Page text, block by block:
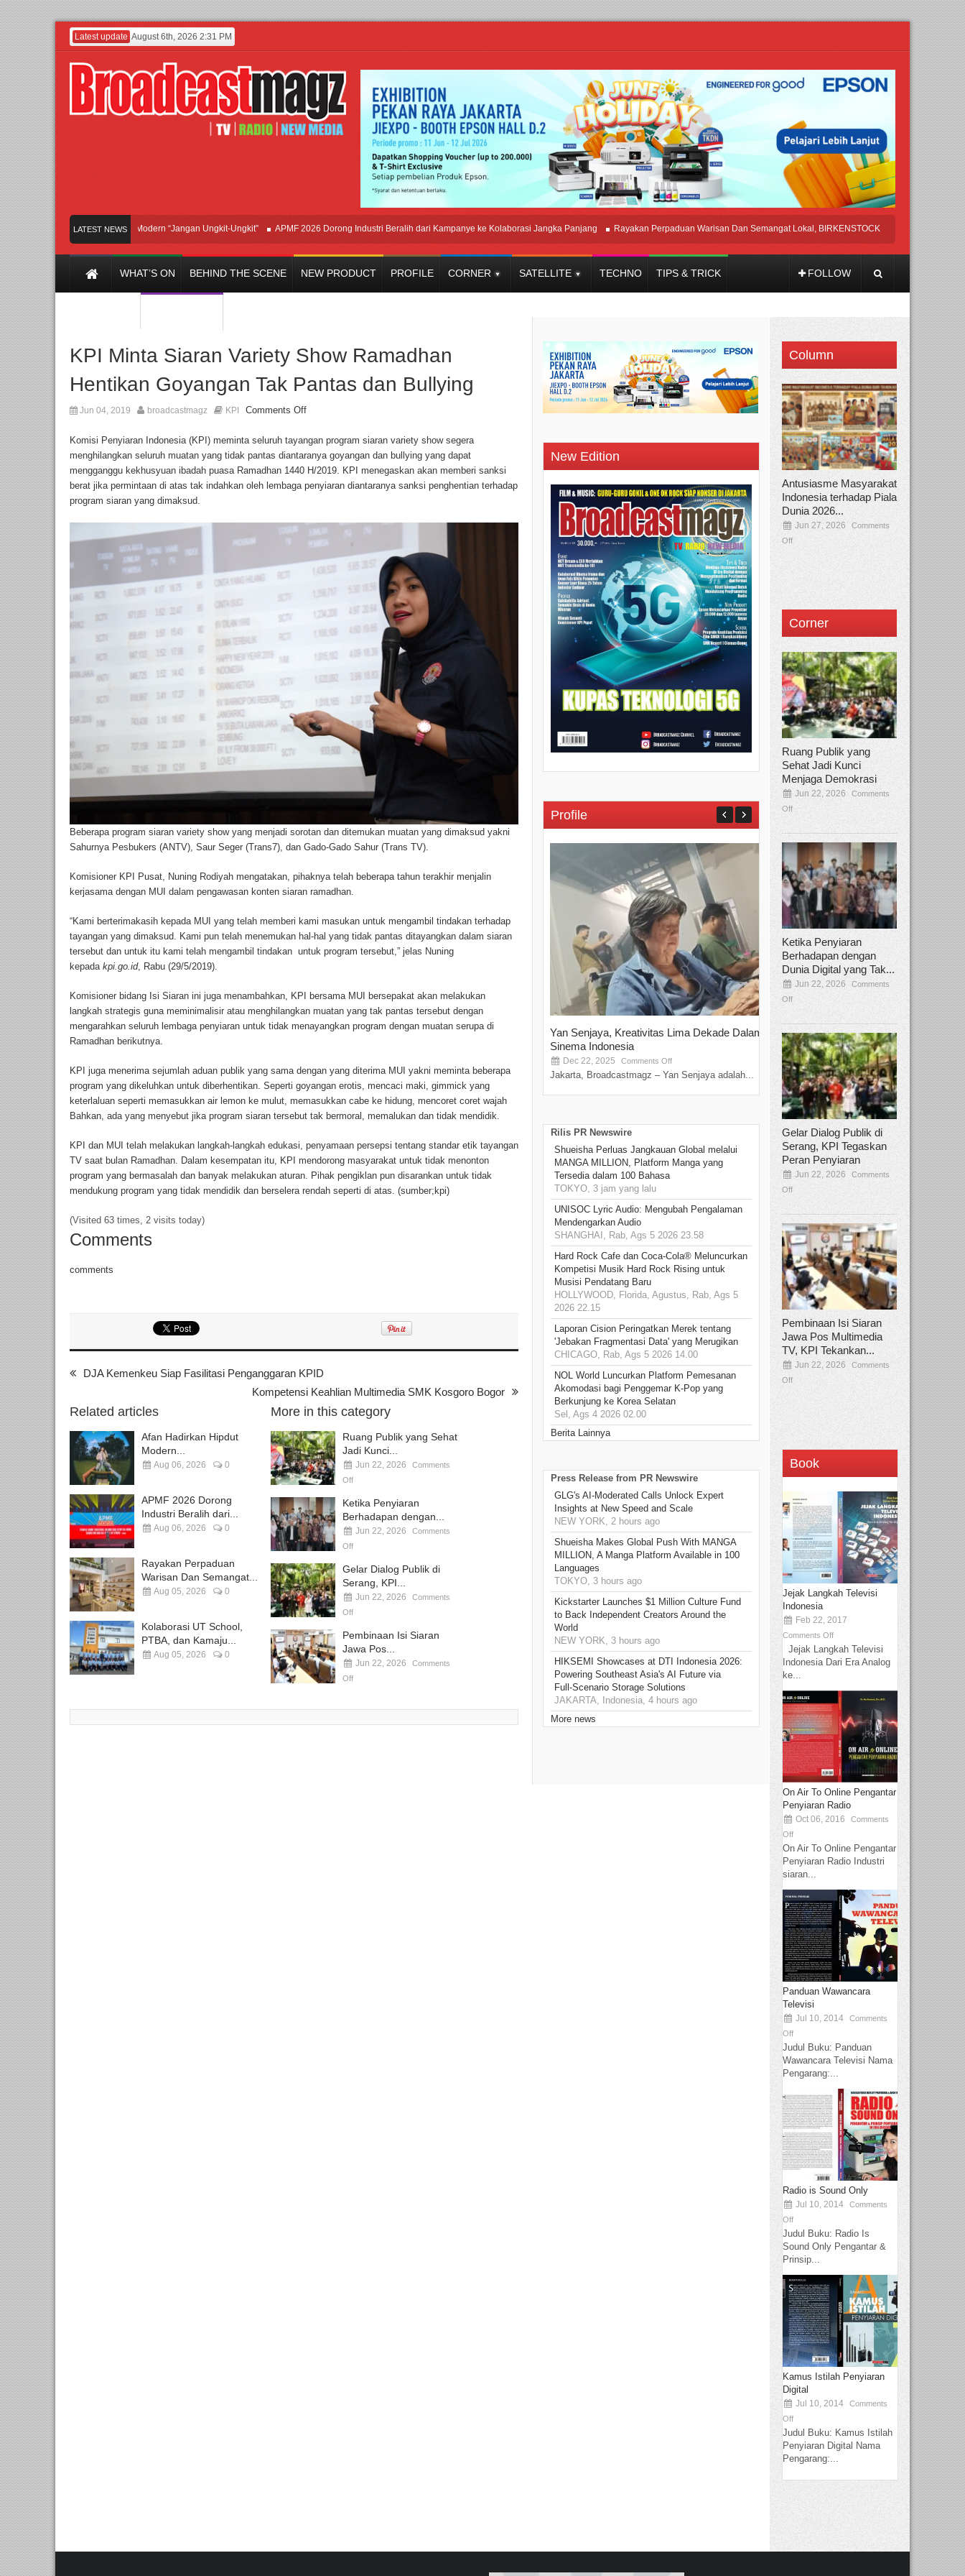
Latest update August 6th, 2026 2:31 PM
LATEST NEWS
Afan Hadirkan Hipdut Modern “Jangan Ungkit-Ungkit” APMF 2026 Dorong Industri Beralih dari Kampanye ke Kolaborasi Jangka Panjang Rayakan Perpaduan Warisan Dan Semangat Lokal, BIRKENSTOCK INDONESIA Membuka
WHAT’S ON BEHIND THE SCENE NEW PRODUCT PROFILE CORNER SATELLITE TECHNO TIPS & TRICK FOLLOW
KPI Minta Siaran Variety Show Ramadhan
Hentikan Goyangan Tak Pantas dan Bullying
Jun 04, 2019 broadcastmagz KPI Comments Off
Komisi Penyiaran Indonesia (KPI) meminta seluruh tayangan program siaran variety show segera
menghilangkan seluruh muatan yang tidak pantas diantaranya goyangan dan bullying yang dapat
mengganggu kekhusyuan ibadah puasa Ramadhan 1440 H/2019. KPI menegaskan akan memberi sanksi
berat jika permintaan di atas tak indahkan oleh lembaga penyiaran diantaranya sanksi penghentian terhadap
program siaran yang dimaksud.
Beberapa program siaran variety show yang menjadi sorotan dan ditemukan muatan yang dimaksud yakni
Sahurnya Pesbukers (ANTV), Saur Seger (Trans7), dan Gado-Gado Sahur (Trans TV).
Komisioner KPI Pusat, Nuning Rodiyah mengatakan, pihaknya telah beberapa tahun terakhir menjalin
kerjasama dengan MUI dalam pengawasan konten siaran ramadhan.
“Kami berterimakasih kepada MUI yang telah memberi kami masukan untuk mengambil tindakan terhadap
tayangan yang dimaksud. Kami pun telah menemukan hal-hal yang tidak pantas ditayangkan dalam siaran
tersebut dan untuk itu kami telah mengambil tindakan untuk program tersebut,” jelas Nuning
kepada kpi.go.id, Rabu (29/5/2019).
Komisioner bidang Isi Siaran ini juga menambahkan, KPI bersama MUI bersepakat akan melakukan
langkah strategis guna meminimalisir atau menghilangkan muatan yang tak pantas tersebut dengan
mengarahkan seluruh lembaga penyiaran untuk tidak menayangkan program dengan muatan serupa di
Ramadhan berikutnya.
KPI juga menerima sejumlah aduan publik yang sama dengan yang diterima MUI yakni meminta beberapa
program yang dikeluhkan untuk diberhentikan. Seperti goyangan erotis, mencaci maki, gimmick yang
keterlaluan seperti memasukkan air lemon ke mulut, memasukkan cabe ke hidung, mencoret coret wajah
Bahkan, ada yang menyebut jika program siaran tersebut tak bermoral, memalukan dan tidak mendidik.
KPI dan MUI telah melakukan langkah-langkah edukasi, penyamaan persepsi tentang standar etik tayangan
TV saat bulan Ramadhan. Dalam kesempatan itu, KPI mendorong masyarakat untuk tidak menonton
program yang bermasalah dan banyak melakukan aturan. Pihak pengiklan pun disarankan untuk tidak
mendukung program yang tidak mendidik dan berselera rendah seperti di atas. (sumber;kpi)
(Visited 63 times, 2 visits today)
Comments
comments
DJA Kemenkeu Siap Fasilitasi Penganggaran KPID
Kompetensi Keahlian Multimedia SMK Kosgoro Bogor
Related articles
Afan Hadirkan Hipdut
Modern...
Aug 06, 2026 0
APMF 2026 Dorong
Industri Beralih dari...
Aug 06, 2026 0
Rayakan Perpaduan
Warisan Dan Semangat...
Aug 05, 2026 0
Kolaborasi UT School,
PTBA, dan Kamaju...
Aug 05, 2026 0
More in this category
Ruang Publik yang Sehat
Jadi Kunci...
Jun 22, 2026
Comments
Off
Ketika Penyiaran
Berhadapan dengan...
Jun 22, 2026
Comments
Off
Gelar Dialog Publik di
Serang, KPI...
Jun 22, 2026
Comments
Off
Pembinaan Isi Siaran
Jawa Pos...
Jun 22, 2026
Comments
Off
New Edition
Profile
Yan Senjaya, Kreativitas Lima Dekade Dalam
Sinema Indonesia
Dec 22, 2025 Comments Off
Jakarta, Broadcastmagz – Yan Senjaya adalah...
Tamee Irelly Menjadi Juri Open
Film Terbaru...
Sep 08, 2025 Comments Off
Bekasi, Broadcastmagz – Dalam upaya
talenta...
Rilis PR Newswire
Shueisha Perluas Jangkauan Global melalui
MANGA MILLION, Platform Manga yang
Tersedia dalam 100 Bahasa
TOKYO, 3 jam yang lalu
UNISOC Lyric Audio: Mengubah Pengalaman
Mendengarkan Audio
SHANGHAI, Rab, Ags 5 2026 23.58
Hard Rock Cafe dan Coca-Cola® Meluncurkan
Kompetisi Musik Hard Rock Rising untuk
Musisi Pendatang Baru
HOLLYWOOD, Florida, Agustus, Rab, Ags 5
2026 22.15
Laporan Cision Peringatkan Merek tentang
'Jebakan Fragmentasi Data' yang Merugikan
CHICAGO, Rab, Ags 5 2026 14.00
NOL World Luncurkan Platform Pemesanan
Akomodasi bagi Penggemar K-Pop yang
Berkunjung ke Korea Selatan
Sel, Ags 4 2026 02.00
Berita Lainnya
Press Release from PR Newswire
GLG's AI-Moderated Calls Unlock Expert
Insights at New Speed and Scale
NEW YORK, 2 hours ago
Shueisha Makes Global Push With MANGA
MILLION, A Manga Platform Available in 100
Languages
TOKYO, 3 hours ago
Kickstarter Launches $1 Million Culture Fund
to Back Independent Creators Around the
World
NEW YORK, 3 hours ago
HIKSEMI Showcases at DTI Indonesia 2026:
Powering Southeast Asia's AI Future via
Full‑Scenario Storage Solutions
JAKARTA, Indonesia, 4 hours ago
More news
Column
Antusiasme Masyarakat
Indonesia terhadap Piala
Dunia 2026...
Jun 27, 2026
Comments
Off
Corner
Ruang Publik yang
Sehat Jadi Kunci
Menjaga Demokrasi
Jun 22, 2026
Comments
Off
Ketika Penyiaran
Berhadapan dengan
Dunia Digital yang Tak...
Jun 22, 2026
Comments
Off
Gelar Dialog Publik di
Serang, KPI Tegaskan
Peran Penyiaran
Jun 22, 2026
Comments
Off
Pembinaan Isi Siaran
Jawa Pos Multimedia
TV, KPI Tekankan...
Jun 22, 2026
Comments
Off
Book
Jejak Langkah Televisi
Indonesia
Feb 22, 2017
Comments Off
Jejak Langkah Televisi
Indonesia Dari Era Analog
ke...
On Air To Online Pengantar
Penyiaran Radio
Oct 06, 2016
Comments
Off
On Air To Online Pengantar
Penyiaran Radio Industri
siaran...
Panduan Wawancara
Televisi
Jul 10, 2014
Comments
Off
Judul Buku: Panduan
Wawancara Televisi Nama
Pengarang:...
Radio is Sound Only
Jul 10, 2014
Comments
Off
Judul Buku: Radio Is
Sound Only Pengantar &
Prinsip...
Kamus Istilah Penyiaran
Digital
Jul 10, 2014
Comments
Off
Judul Buku: Kamus Istilah
Penyiaran Digital Nama
Pengarang:...